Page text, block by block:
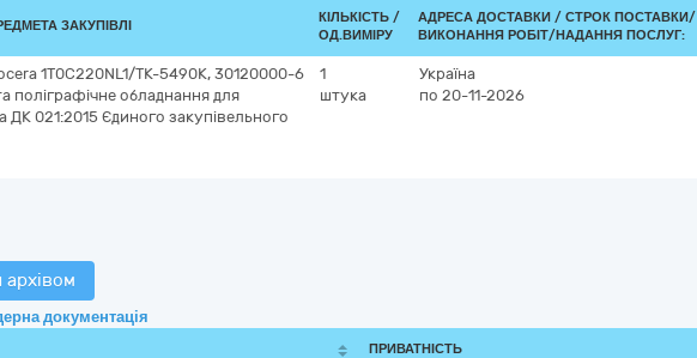
ЗАКУПІВЛІ
КІЛЬКІСТЬ /
ОД.ВИМІРУ
АДРЕСА ДОСТАВКИ / СТРОК ПОСТАВКИ/
ВИКОНАННЯ РОБІТ/НАДАННЯ ПОСЛУГ:
1T0C220NL1/TK-5490K, 30120000-6
поліграфічне обладнання для
ДК 021:2015 Єдиного закупівельного
1
штука
Україна
по 20-11-2026
документація
ПРИВАТНІСТЬ